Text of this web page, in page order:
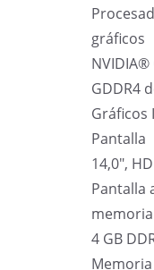
gráficos
NVIDIA®
GDDR4
Gráficos
Pantalla
14,0″,
Pantalla
memoria
4 GB